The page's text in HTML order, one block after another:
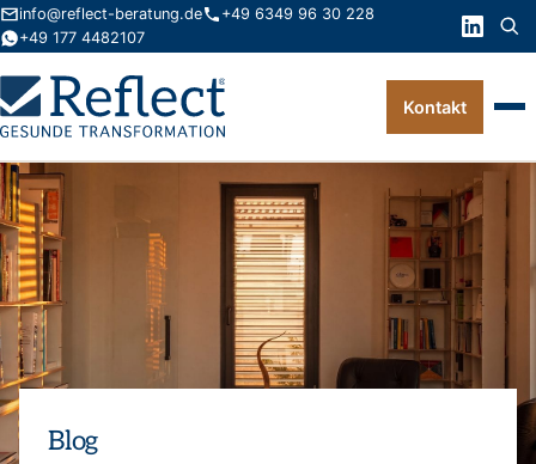
info@reflect-beratung.de
+49 6349 96 30 228
+49 177 4482107
Leistungen
Produkte
Wissen
Über uns
Kontakt
Blog